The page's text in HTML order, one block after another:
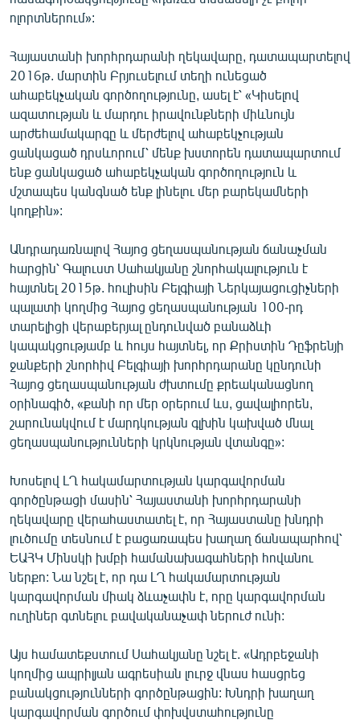
English
ՀԵՏԵՎԵՔ ՄԵԶ
«Ազատության» բոլոր կայքերը
ոլորտներում»:
Հայաստանի խորհրդարանի ղեկավարը, դատապարտելով
2016թ. մարտին Բրյուսելում տեղի ունեցած
ահաբեկչական գործողությունը, ասել է՝ «Կիսելով
ազատության և մարդու իրավունքների միևնույն
արժեհամակարգը և մերժելով ահաբեկչության
ցանկացած դրսևորում՝ մենք խստորեն դատապարտում
ենք ցանկացած ահաբեկչական գործողություն և
մշտապես կանգնած ենք լինելու մեր բարեկամների
կողքին»:
Անդրադառնալով Հայոց ցեղասպանության ճանաչման
հարցին՝ Գալուստ Սահակյանը շնորհակալություն է
հայտնել 2015թ. հուլիսին Բելգիայի Ներկայացուցիչների
պալատի կողմից Հայոց ցեղասպանության 100-րդ
տարելիցի վերաբերյալ ընդունված բանաձևի
կապակցությամբ և հույս հայտնել, որ Քրիստին Դըֆրենյի
ջանքերի շնորհիվ Բելգիայի խորհրդարանը կընդունի
Հայոց ցեղասպանության ժխտումը քրեականացնող
օրինագիծ, «քանի որ մեր օրերում ևս, ցավալիորեն,
շարունակվում է մարդկության գլխին կախված մնալ
ցեղասպանությունների կրկնության վտանգը»:
Խոսելով ԼՂ հակամարտության կարգավորման
գործընթացի մասին՝ Հայաստանի խորհրդարանի
ղեկավարը վերահաստատել է, որ Հայաստանը խնդրի
լուծումը տեսնում է բացառապես խաղաղ ճանապարհով՝
ԵԱՀԿ Մինսկի խմբի համանախագահների հովանու
ներքո: Նա նշել է, որ դա ԼՂ հակամարտության
կարգավորման միակ ձևաչափն է, որը կարգավորման
ուղիներ գտնելու բավականաչափ ներուժ ունի:
Այս համատեքստում Սահակյանը նշել է. «Ադրբեջանի
կողմից ապրիլյան ագրեսիան լուրջ վնաս հասցրեց
բանակցությունների գործընթացին: Խնդրի խաղաղ
կարգավորման գործում փոխվստահությունը